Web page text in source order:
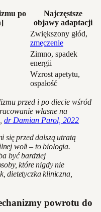
po
Najczęstsze
objawy adaptacji
Zwiększony głód,
zmęczenie
Zimno, spadek
energii
Wzrost apetytu,
ospałość
przed i po diecie wśród
własne na
dr Damian Parol, 2022
się przed dalszą utratą
woli – to biologia.
być bardziej
które nigdy nie
dietetyczka kliniczna,
powrotu do